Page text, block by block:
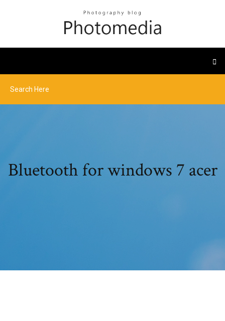
Bluetooth for windows 7 acer